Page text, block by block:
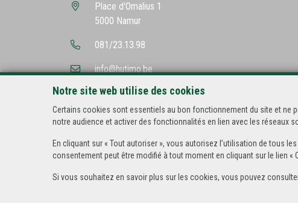
Notre site web utilise des cookies
Certains cookies sont essentiels au bon fonctionnement du site et ne
notre audience et activer des fonctionnalités en lien avec les réseaux
En cliquant sur « Tout autoriser », vous autorisez l’utilisation de tous
consentement peut être modifié à tout moment en cliquant sur le lien «
Si vous souhaitez en savoir plus sur les cookies, vous pouvez
Place d'Omalius 1
5000 Namur
081/23.13.98
info@hutimo.be